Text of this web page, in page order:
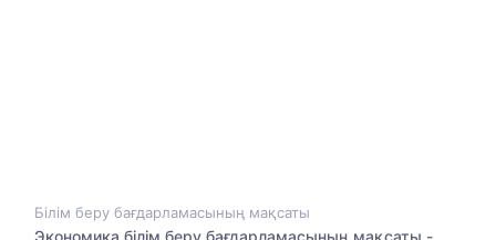
Білім беру бағдарламасының мақсаты